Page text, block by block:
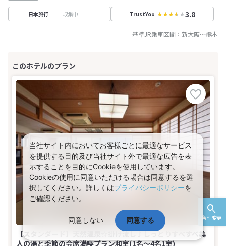
条件変更
日本旅行 収集中 TrustYou 3.8
基準JR乗車区間： 新大阪～熊本
【スタンダード】天然温泉☆掛け流し♪しっとりすべすべ美
人の湯と季節の会席満喫プラン和室(1名～4名1室)
当社サイト内においてお客様ごとに最適なサービス
を提供する目的及び当社サイト外で最適な広告を表
示することを目的にCookieを使用しています。
Cookieの使用に同意いただける場合は同意するを選
択してください。詳しくはプライバシーポリシーを
ご確認ください。
同意しない 同意する